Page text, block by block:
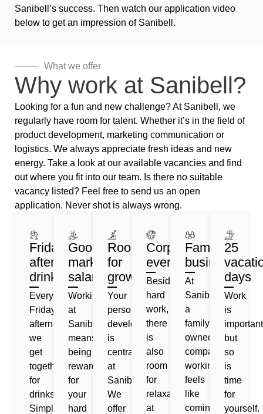
Sanibell’s success. Then watch our application video
below to get an impression of Sanibell.
What we offer
Why work at Sanibell?
Looking for a fun and new challenge? At Sanibell, we
regularly have room for talent. Whether it’s in the field of
product development, marketing communication or
logistics. We always appreciate fresh ideas and new
energy. Take a look at our available vacancies and find
out where you fit into our team. Is there no suitable
vacancy listed? Feel free to send us an open
application. Never shot is always wrong.
Friday
afternoon
drinks
Every
Friday
afternoon
we
get
together
for
drinks.
Simply,
Good
market
salary
Working
at
Sanibell
means
being
rewarded
for
your
hard
Room
for
growth
Your
personal
development
is
central
at
Sanibell.
We
offer
Corporate
events
Besides
hard
work,
there
is
also
room
for
relaxation
at
Family
business
At
Sanibell,
a
family-
owned
company,
working
feels
like
coming
25
days
Work
is
but
so
is
time
for
yourself.